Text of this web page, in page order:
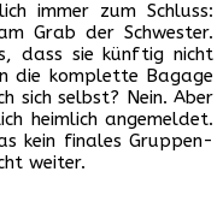
immer zum Schluss:
Grab der Schwester.
dass sie künftig nicht
die komplette Bagage
sich selbst? Nein. Aber
heimlich angemeldet.
kein finales Gruppen-
weiter.